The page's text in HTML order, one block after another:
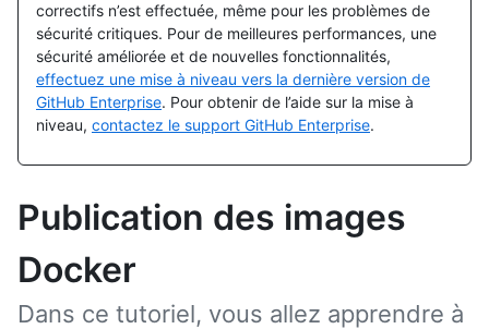
correctifs n’est effectuée, même pour les problèmes de
sécurité critiques. Pour de meilleures performances, une
sécurité améliorée et de nouvelles fonctionnalités,
effectuez une mise à niveau vers la dernière version de
GitHub Enterprise. Pour obtenir de l’aide sur la mise à
niveau, contactez le support GitHub Enterprise.
Publication des images
Docker
Dans ce tutoriel, vous allez apprendre à